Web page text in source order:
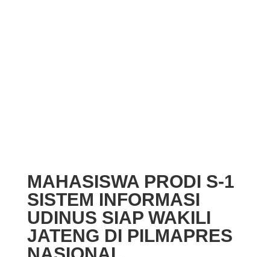
MAHASISWA PRODI S-1
SISTEM INFORMASI
UDINUS SIAP WAKILI
JATENG DI PILMAPRES